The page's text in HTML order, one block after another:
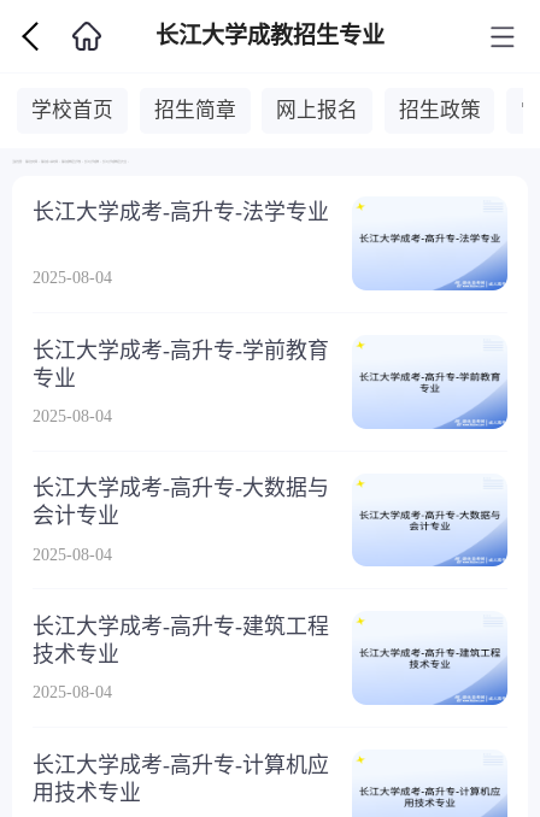
长江大学成教招生专业
学校首页 招生简章 网上报名 招生政策
长江大学成考-高升专-法学专业
2025-08-04
长江大学成考-高升专-学前教育
专业
2025-08-04
长江大学成考-高升专-大数据与
会计专业
2025-08-04
长江大学成考-高升专-建筑工程
技术专业
2025-08-04
长江大学成考-高升专-计算机应
用技术专业